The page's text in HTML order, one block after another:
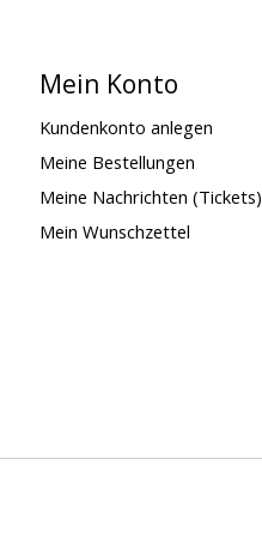
Mein Konto
Kundenkonto anlegen
Meine Bestellungen
Meine Nachrichten (Tickets)
Mein Wunschzettel